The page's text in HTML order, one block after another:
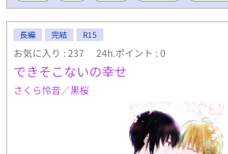
長編 完結 R15
お気に入り : 237 24h.ポイント : 0
できそこないの幸せ
さくら怜音／黒桜